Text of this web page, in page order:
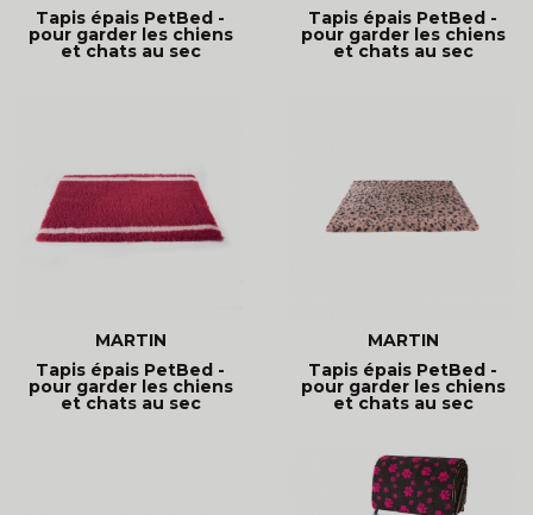
Tapis épais PetBed -
pour garder les chiens
et chats au sec
Tapis épais PetBed -
pour garder les chiens
et chats au sec
MARTIN
Tapis épais PetBed -
pour garder les chiens
et chats au sec
MARTIN
Tapis épais PetBed -
pour garder les chiens
et chats au sec